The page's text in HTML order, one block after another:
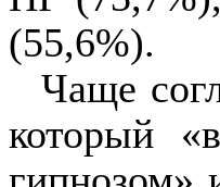
(55,6%).
Чаще
который